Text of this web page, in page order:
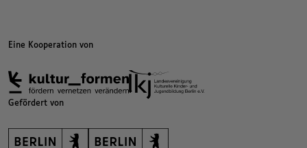
Eine Kooperation von
Gefördert von